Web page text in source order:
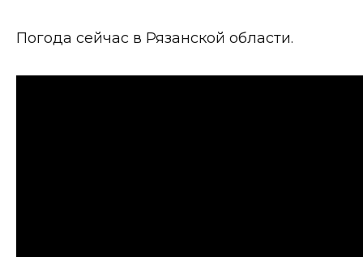
Погода сейчас в Рязанской области.